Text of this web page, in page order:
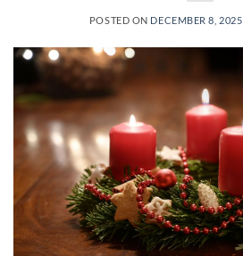
POSTED ON DECEMBER 8, 2025